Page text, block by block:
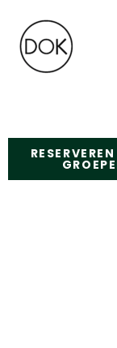
inhoud